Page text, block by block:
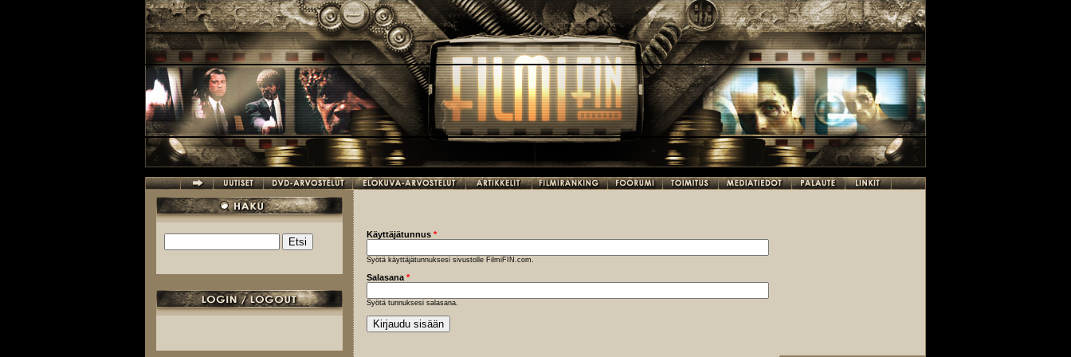
Hakulomake
Käyttäjätunnus *
Syötä käyttäjätunnuksesi sivustolle FilmiFIN.com.
Salasana *
Syötä tunnuksesi salasana.